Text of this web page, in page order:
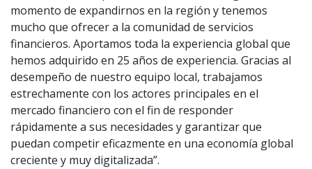
momento de expandirnos en la región y tenemos
mucho que ofrecer a la comunidad de servicios
financieros. Aportamos toda la experiencia global que
hemos adquirido en 25 años de experiencia. Gracias al
desempeño de nuestro equipo local, trabajamos
estrechamente con los actores principales en el
mercado financiero con el fin de responder
rápidamente a sus necesidades y garantizar que
puedan competir eficazmente en una economía global
creciente y muy digitalizada”.